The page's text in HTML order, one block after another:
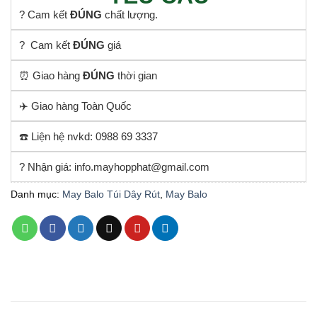
? Cam kết ĐÚNG chất lượng.
? Cam kết ĐÚNG giá
⏰ Giao hàng ĐÚNG thời gian
✈️ Giao hàng Toàn Quốc
☎️ Liện hệ nvkd: 0988 69 3337
? Nhận giá: info.mayhopphat@gmail.com
Danh mục: May Balo Túi Dây Rút May Balo